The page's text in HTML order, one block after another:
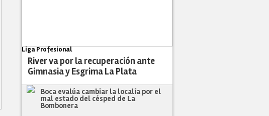
Liga Profesional
River va por la recuperación ante
Gimnasia y Esgrima La Plata
Boca evalúa cambiar la localía por el
mal estado del césped de La
Bombonera